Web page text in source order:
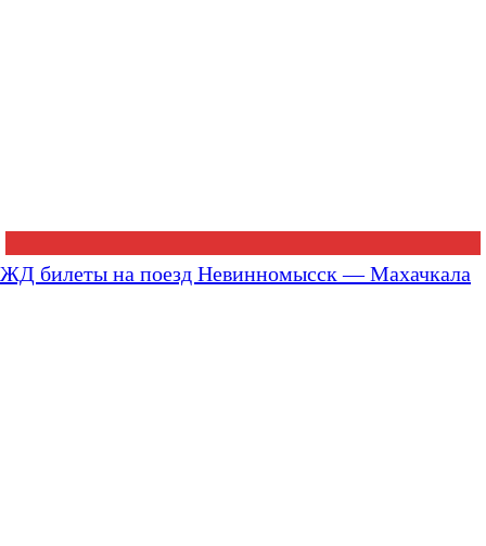
ЖД билеты на поезд Невинномысск — Махачкала